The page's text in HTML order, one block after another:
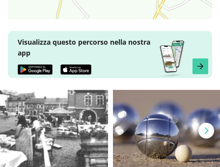
Visualizza questo percorso nella nostra
app